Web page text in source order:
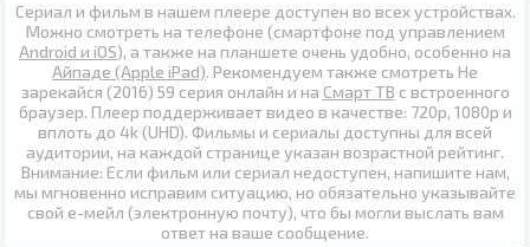
Сериал и фильм в нашем плеере доступен во всех устройствах.
Можно смотреть на телефоне (смартфоне под управлением
Android и iOS), а также на планшете очень удобно, особенно на
Айпаде (Apple iPad). Рекомендуем также смотреть Не
зарекайся (2016) 59 серия онлайн и на Смарт ТВ с встроенного
браузер. Плеер поддерживает видео в качестве: 720p, 1080p и
вплоть до 4k (UHD). Фильмы и сериалы доступны для всей
аудитории, на каждой странице указан возрастной рейтинг.
Внимание: Если фильм или сериал недоступен, напишите нам,
мы мгновенно исправим ситуацию, но обязательно указывайте
свой е-мейл (электронную почту), что бы могли выслать вам
ответ на ваше сообщение.